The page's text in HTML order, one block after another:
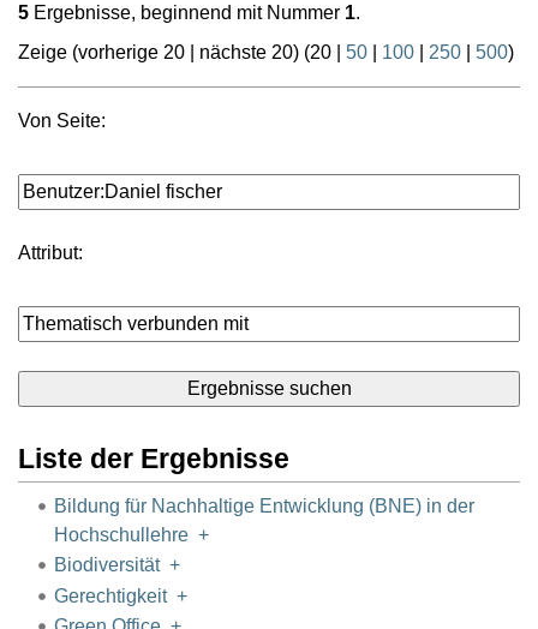
5 Ergebnisse, beginnend mit Nummer 1.
Zeige (vorherige 20 nächste 20) (20 50 100 250 500)
Von Seite:
Attribut:
Liste der Ergebnisse
Bildung für Nachhaltige Entwicklung (BNE) in der
Hochschullehre +
Biodiversität +
Gerechtigkeit +